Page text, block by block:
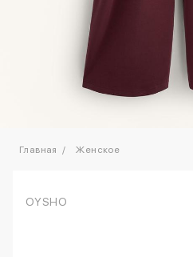
Главная Женское
OYSHO